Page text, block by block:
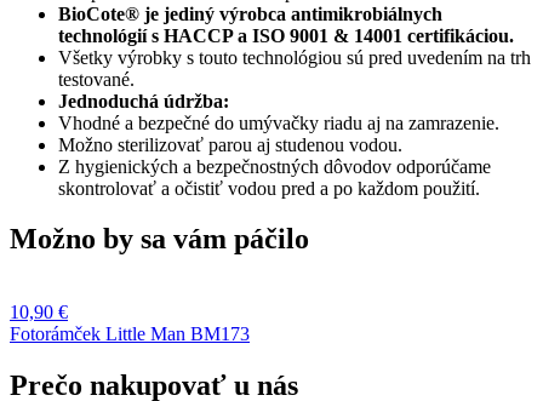
BioCote® je jediný výrobca antimikrobiálnych
technológií s HACCP a ISO 9001 & 14001 certifikáciou.
Všetky výrobky s touto technológiou sú pred uvedením na trh
testované.
Jednoduchá údržba:
Vhodné a bezpečné do umývačky riadu aj na zamrazenie.
Možno sterilizovať parou aj studenou vodou.
Z hygienických a bezpečnostných dôvodov odporúčame
skontrolovať a očistiť vodou pred a po každom použití.
Možno by sa vám páčilo
10,90 €
Fotorámček Little Man BM173
Prečo nakupovať u nás